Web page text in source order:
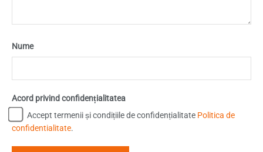
Nume
Acord privind confidențialitatea
Accept termenii și condițiile de confidențialitate Politica de
confidentialitate.